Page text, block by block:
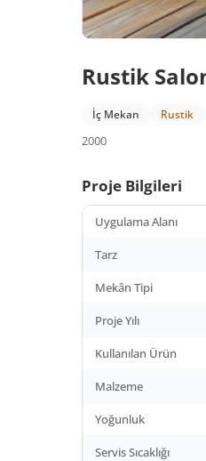
Rustik
İç Mekan Rustik
2000
Proje Bilgileri
Uygulama Alanı
Tarz
Mekân Tipi
Proje Yılı
Kullanılan Ürün
Malzeme
Yoğunluk
Servis Sıcaklığı